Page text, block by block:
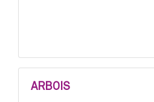
ARBOIS